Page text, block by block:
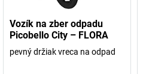
Vozík na zber odpadu
Picobello City – FLORA
pevný držiak vreca na odpad